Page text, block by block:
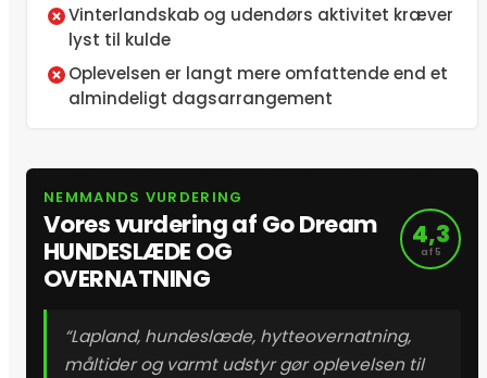
Vinterlandskab og udendørs aktivitet kræver
lyst til kulde
Oplevelsen er langt mere omfattende end et
almindeligt dagsarrangement
NEMMANDS VURDERING
Vores vurdering af Go Dream
HUNDESLÆDE OG
OVERNATNING
4,3
af 5
“Lapland, hundeslæde, hytteovernatning,
måltider og varmt udstyr gør oplevelsen til